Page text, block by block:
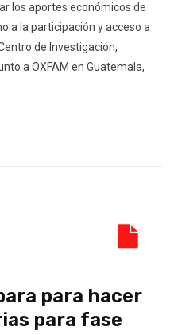
los aportes económicos de
a la participación y acceso a
de Investigación,
a OXFAM en Guatemala,
para hacer
para fase